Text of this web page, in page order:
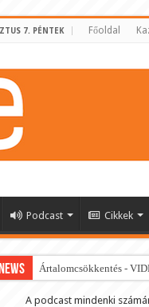
7. PÉNTEK Főoldal
Podcast Cikkek
Ártalomcsökkentés -
E-cigi használati
A podcast mindenki